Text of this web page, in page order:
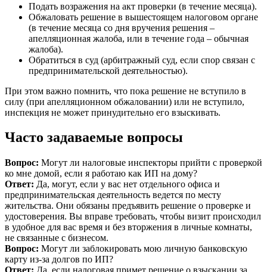
Подать возражения на акт проверки (в течение месяца).
Обжаловать решение в вышестоящем налоговом органе
(в течение месяца со дня вручения решения –
апелляционная жалоба, или в течение года – обычная
жалоба).
Обратиться в суд (арбитражный суд, если спор связан с
предпринимательской деятельностью).
При этом важно помнить, что пока решение не вступило в
силу (при апелляционном обжаловании) или не вступило,
инспекция не может принудительно его взыскивать.
Часто задаваемые вопросы
Вопрос: Могут ли налоговые инспекторы прийти с проверкой
ко мне домой, если я работаю как ИП на дому?
Ответ: Да, могут, если у вас нет отдельного офиса и
предпринимательская деятельность ведется по месту
жительства. Они обязаны предъявить решение о проверке и
удостоверения. Вы вправе требовать, чтобы визит происходил
в удобное для вас время и без вторжения в личные комнаты,
не связанные с бизнесом.
Вопрос: Могут ли заблокировать мою личную банковскую
карту из-за долгов по ИП?